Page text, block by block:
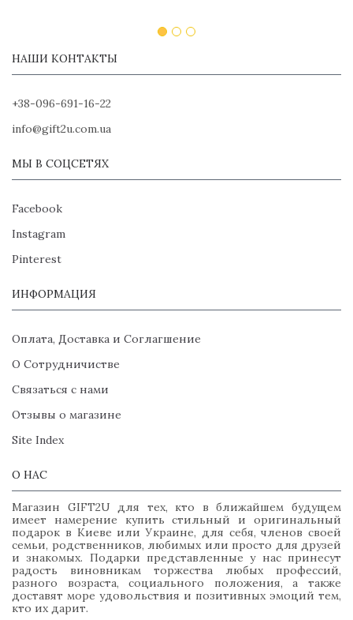
НАШИ КОНТАКТЫ
+38-096-691-16-22
info@gift2u.com.ua
МЫ В СОЦСЕТЯХ
Facebook
Instagram
Pinterest
ИНФОРМАЦИЯ
Оплата, Доставка и Соглагшение
О Сотрудничистве
Связаться с нами
Отзывы о магазине
Site Index
О НАС
Магазин GIFT2U для тех, кто в ближайшем будущем
имеет намерение купить стильный и оригинальный
подарок в Киеве или Украине, для себя, членов своей
семьи, родственников, любимых или просто для друзей
и знакомых. Подарки представленные у нас принесут
радость виновникам торжества любых профессий,
разного возраста, социального положения, а также
доставят море удовольствия и позитивных эмоций тем,
кто их дарит.